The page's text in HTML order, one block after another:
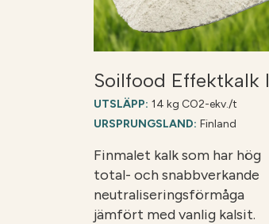
Soilfood Effektkalk I
UTSLÄPP: 14 kg CO2-ekv./t
URSPRUNGSLAND: Finland
Finmalet kalk som har hög
total- och snabbverkande
neutraliseringsförmåga
jämfört med vanlig kalsit.